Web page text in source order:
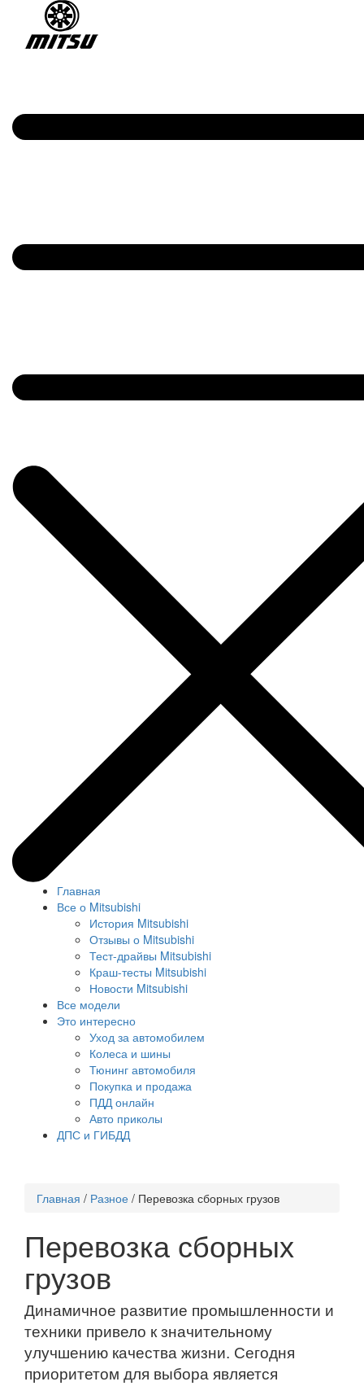
Главная
Все о Mitsubishi
История Mitsubishi
Отзывы о Mitsubishi
Тест-драйвы Mitsubishi
Краш-тесты Mitsubishi
Новости Mitsubishi
Все модели
Это интересно
Уход за автомобилем
Колеса и шины
Тюнинг автомобиля
Покупка и продажа
ПДД онлайн
Авто приколы
ДПС и ГИБДД
Главная / Разное / Перевозка сборных грузов
Перевозка сборных
грузов
Динамичное развитие промышленности и
техники привело к значительному
улучшению качества жизни. Сегодня
приоритетом для выбора является